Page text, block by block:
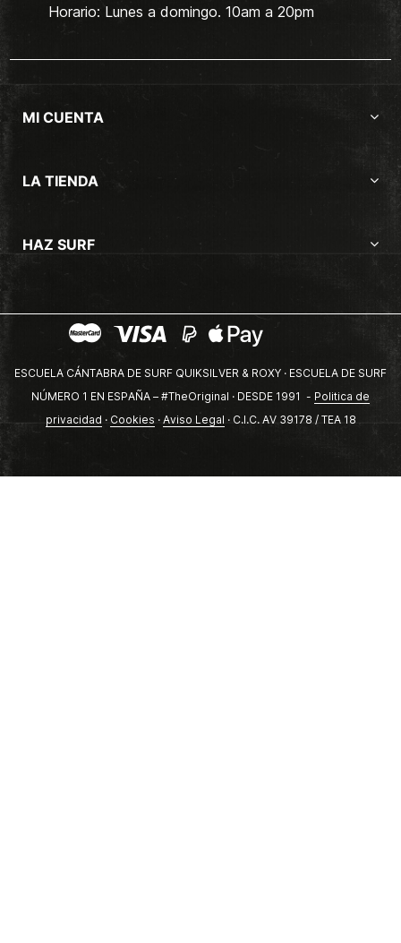
Horario: Lunes a domingo. 10am a 20pm
MI CUENTA
LA TIENDA
HAZ SURF
ESCUELA CÁNTABRA DE SURF QUIKSILVER & ROXY · ESCUELA DE SURF
NÚMERO 1 EN ESPAÑA – #TheOriginal · DESDE 1991 - Politica de
privacidad · Cookies · Aviso Legal · C.I.C. AV 39178 / TEA 18